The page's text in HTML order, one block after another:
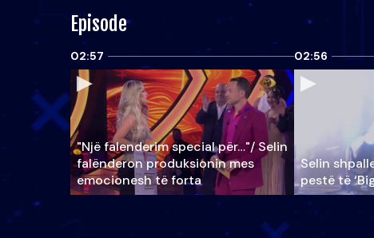
Episode
02:57
"Një falenderim special për…"/ Selin
falënderon produksionin mes
emocionesh të forta
02:56
Selin
pestë të